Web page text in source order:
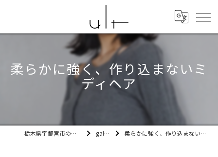
柔らかに強く、作り込まないミ
ディヘア
栃木県宇都宮市の美容室ult gallery 柔らかに強く、作り込まないミディヘア